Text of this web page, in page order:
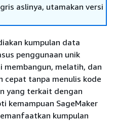
aslinya, utamakan versi
kumpulan data
penggunaan unik
membangun, melatih, dan
cepat tanpa menulis kode
yang terkait dengan
kemampuan SageMaker
kumpulan